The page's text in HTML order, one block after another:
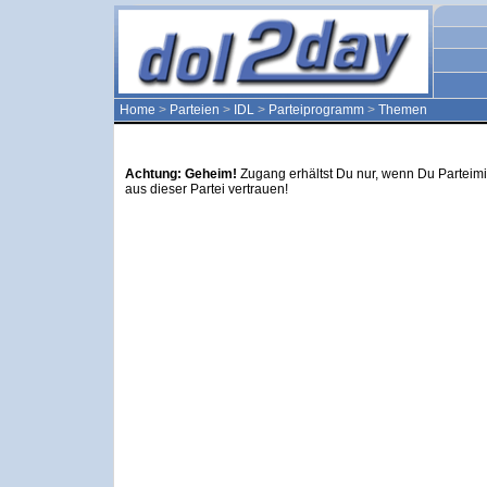
Home > Parteien > IDL > Parteiprogramm > Themen
Achtung: Geheim! Zugang erhältst Du nur, wenn Du
aus dieser Partei vertrauen!